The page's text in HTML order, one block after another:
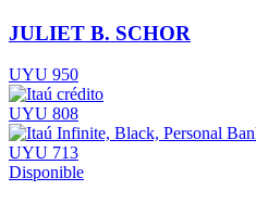
JULIET B. SCHOR
UYU 950
UYU 808
UYU 713
Disponible